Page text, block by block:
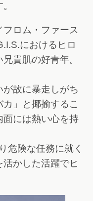
フロム・ファース
におけるヒロ
貴肌の好青年。
故に暴走しがち
」と揶揄するこ
面には熱い心を持
危険な任務に就く
かした活躍でヒ